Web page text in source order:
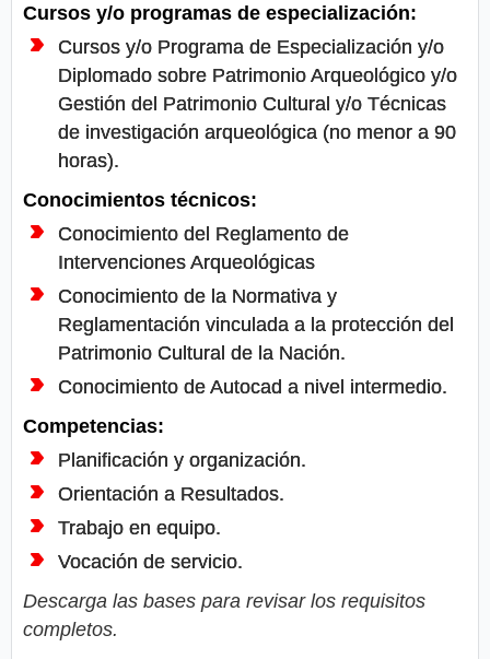
Cursos y/o programas de especialización:
Cursos y/o Programa de Especialización y/o
Diplomado sobre Patrimonio Arqueológico y/o
Gestión del Patrimonio Cultural y/o Técnicas
de investigación arqueológica (no menor a 90
horas).
Conocimientos técnicos:
Conocimiento del Reglamento de
Intervenciones Arqueológicas
Conocimiento de la Normativa y
Reglamentación vinculada a la protección del
Patrimonio Cultural de la Nación.
Conocimiento de Autocad a nivel intermedio.
Competencias:
Planificación y organización.
Orientación a Resultados.
Trabajo en equipo.
Vocación de servicio.
Descarga las bases para revisar los requisitos
completos.